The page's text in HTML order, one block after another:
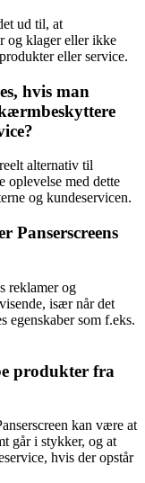
ud til, at
og klager eller ikke
eller service.
hvis man
alternativ til
oplevelse med dette
og kundeservicen.
Panserscreens
reklamer og
især når det
egenskaber som f.eks.
produkter fra
kan være at
går i stykker, og at
hvis der opstår